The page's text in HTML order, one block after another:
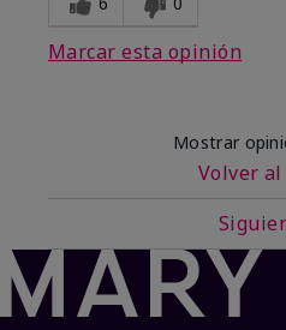
Marcar esta opinión
Mostrar
Volver